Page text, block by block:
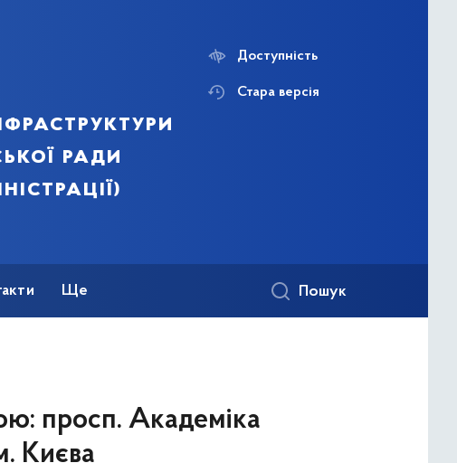
ради
Доступність
Стара версія
Ще Пошук
просп. Академіка
Києва